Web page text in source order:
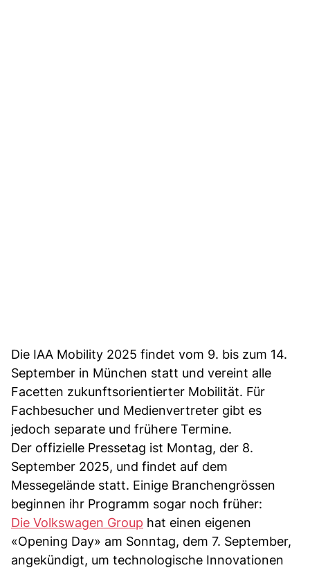
Die IAA Mobility 2025 findet vom 9. bis zum 14.
September in München statt und vereint alle
Facetten zukunftsorientierter Mobilität. Für
Fachbesucher und Medienvertreter gibt es
jedoch separate und frühere Termine.
Der offizielle Pressetag ist Montag, der 8.
September 2025, und findet auf dem
Messegelände statt. Einige Branchengrössen
beginnen ihr Programm sogar noch früher:
Die Volkswagen Group hat einen eigenen
«Opening Day» am Sonntag, dem 7. September,
angekündigt, um technologische Innovationen